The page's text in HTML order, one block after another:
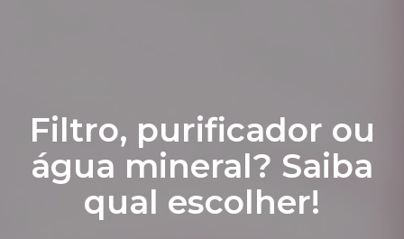
Filtro, purificador ou
água mineral? Saiba
qual escolher!